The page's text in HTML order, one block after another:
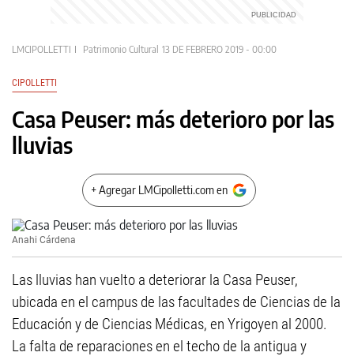
LMCIPOLLETTI Patrimonio Cultural 13 DE FEBRERO 2019 - 00:00
CIPOLLETTI
Casa Peuser: más deterioro por las
lluvias
+ Agregar LMCipolletti.com en
Anahi Cárdena
Las lluvias han vuelto a deteriorar la Casa Peuser,
ubicada en el campus de las facultades de Ciencias de la
Educación y de Ciencias Médicas, en Yrigoyen al 2000.
La falta de reparaciones en el techo de la antigua y